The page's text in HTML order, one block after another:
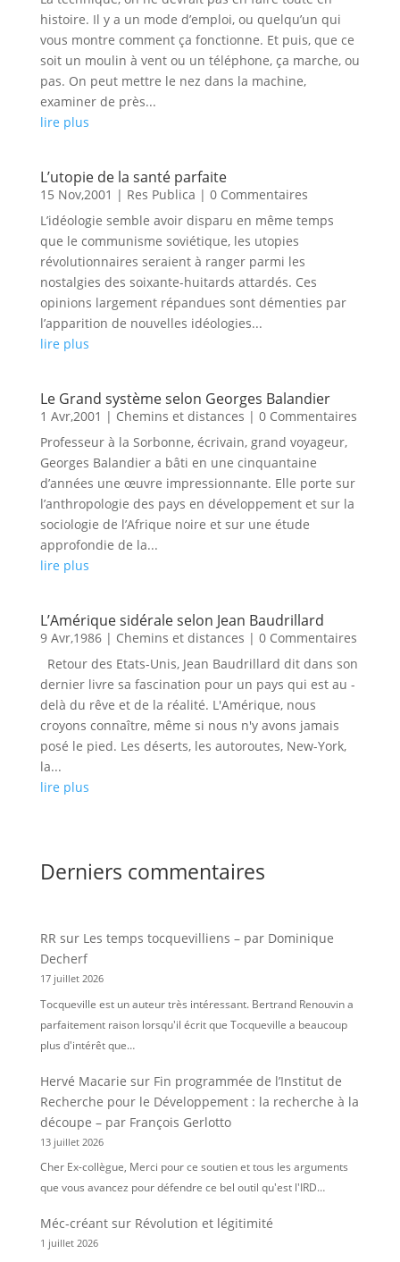
histoire. Il y a un mode d’emploi, ou quelqu’un qui
vous montre comment ça fonctionne. Et puis, que ce
soit un moulin à vent ou un téléphone, ça marche, ou
pas. On peut mettre le nez dans la machine,
examiner de près...
lire plus
L’utopie de la santé parfaite
15 Nov,2001 | Res Publica | 0 Commentaires
L’idéologie semble avoir disparu en même temps
que le communisme soviétique, les utopies
révolutionnaires seraient à ranger parmi les
nostalgies des soixante-huitards attardés. Ces
opinions largement répandues sont démenties par
l’apparition de nouvelles idéologies...
lire plus
Le Grand système selon Georges Balandier
1 Avr,2001 | Chemins et distances | 0 Commentaires
Professeur à la Sorbonne, écrivain, grand voyageur,
Georges Balandier a bâti en une cinquantaine
d’années une œuvre impressionnante. Elle porte sur
l’anthropologie des pays en développement et sur la
sociologie de l’Afrique noire et sur une étude
approfondie de la...
lire plus
L’Amérique sidérale selon Jean Baudrillard
9 Avr,1986| Chemins et distances | 0 Commentaires
Retour des Etats-Unis, Jean Baudrillard dit dans son
dernier livre sa fascination pour un pays qui est au -
delà du rêve et de la réalité. L'Amérique, nous
croyons connaître, même si nous n'y avons jamais
posé le pied. Les déserts, les autoroutes, New-York,
la...
lire plus
Derniers commentaires
RR sur Les temps tocquevilliens – par Dominique
Decherf
17 juillet 2026
Tocqueville est un auteur très intéressant. Bertrand Renouvin a
parfaitement raison lorsqu'il écrit que Tocqueville a beaucoup
plus d'intérêt que…
Hervé Macarie sur Fin programmée de l’Institut de
Recherche pour le Développement : la recherche à la
découpe – par François Gerlotto
13 juillet 2026
Cher Ex-collègue, Merci pour ce soutien et tous les arguments
que vous avancez pour défendre ce bel outil qu'est l'IRD…
Méc-créantsur Révolution et légitimité
1 juillet 2026